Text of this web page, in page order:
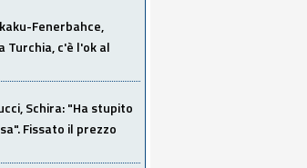
Fenerbahce,
Turchia, c'è l'ok al
Schira: "Ha stupito
Fissato il prezzo